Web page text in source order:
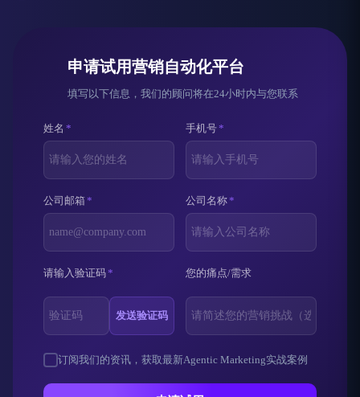
申请试用营销自动化平台
填写以下信息，我们的顾问将在24小时内与您联系
姓名 * 手机号*
公司邮箱* 公司名称*
请输入验证码*
发送验证码
您的痛点/需求
订阅我们的资讯，获取最新Agentic Marketing实战案例